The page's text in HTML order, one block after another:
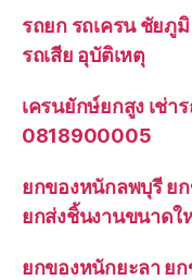
รถยก รถเครน ชัยภู
รถเสีย อุบัติเหตุ
เครนยักษ์ยกสูง เช่า
0818900005
ยกของหนักลพบุรี ย
ยกส่งชิ้นงานขนาดใ
ยกของหนักยะลา ย